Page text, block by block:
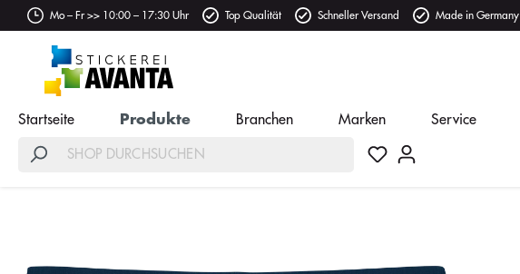
Mo – Fr >> 10:00 – 17:30 Uhr Top Qualität Schneller Versand Made in Germany
Startseite Produkte Branchen Marken Service